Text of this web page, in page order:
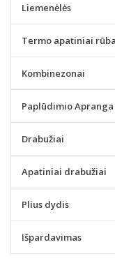
Liemenėlės
Termo apatiniai
Kombinezonai
Paplūdimio Apranga
Drabužiai
Apatiniai drabužiai
Plius dydis
Išpardavimas